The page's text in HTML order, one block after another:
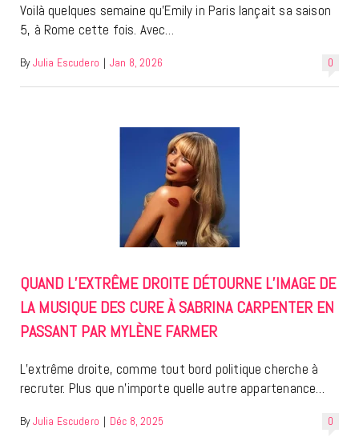
Voilà quelques semaine qu’Emily in Paris lançait sa saison
5, à Rome cette fois. Avec…
0
By Julia Escudero | Jan 8, 2026
QUAND L’EXTRÊME DROITE DÉTOURNE L’IMAGE DE
LA MUSIQUE DES CURE À SABRINA CARPENTER EN
PASSANT PAR MYLÈNE FARMER
L’extrême droite, comme tout bord politique cherche à
recruter. Plus que n’importe quelle autre appartenance…
0
By Julia Escudero | Déc 8, 2025